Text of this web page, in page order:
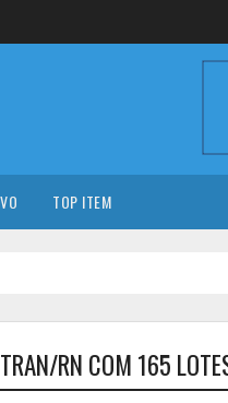
TOP ITEM
RN COM 165